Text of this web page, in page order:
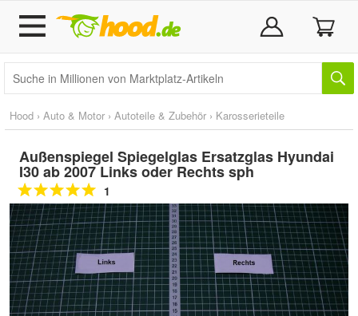
Hood › Auto & Motor › Autoteile & Zubehör › Karosserieteile
Außenspiegel Spiegelglas Ersatzglas Hyundai
I30 ab 2007 Links oder Rechts sph
1